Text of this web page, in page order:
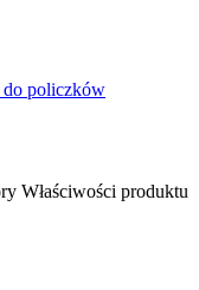
do policzków
Właściwości produktu